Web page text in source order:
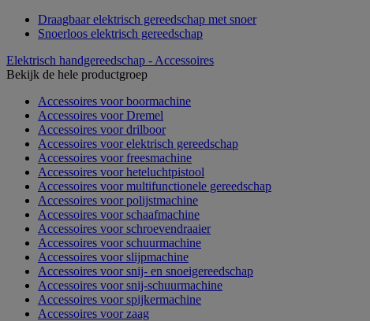
Draagbaar elektrisch gereedschap met snoer
Snoerloos elektrisch gereedschap
Elektrisch handgereedschap - Accessoires
Bekijk de hele productgroep
Accessoires voor boormachine
Accessoires voor Dremel
Accessoires voor drilboor
Accessoires voor elektrisch gereedschap
Accessoires voor freesmachine
Accessoires voor heteluchtpistool
Accessoires voor multifunctionele gereedschap
Accessoires voor polijstmachine
Accessoires voor schaafmachine
Accessoires voor schroevendraaier
Accessoires voor schuurmachine
Accessoires voor slijpmachine
Accessoires voor snij- en snoeigereedschap
Accessoires voor snij-schuurmachine
Accessoires voor spijkermachine
Accessoires voor zaag